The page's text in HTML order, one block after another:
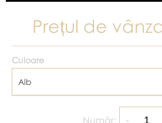
Prețul de
Culoare
Alb
Număr: